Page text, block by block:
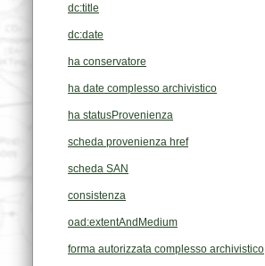
dc:title
dc:date
ha conservatore
ha date complesso archivistico
ha statusProvenienza
scheda provenienza href
scheda SAN
consistenza
oad:extentAndMedium
forma autorizzata complesso archivistico